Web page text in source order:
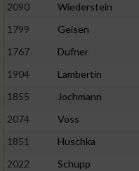
2090
Wiederstein
1799
Geisen
1767
Dufner
1904
Lambertin
1855
Jochmann
2074
Voss
1851
Huschka
2022
Schupp